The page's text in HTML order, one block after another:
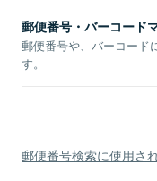
郵便番号・バーコード
郵便番号や、バーコード
す。
郵便番号検索に使用さ